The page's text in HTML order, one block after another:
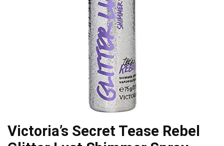
Victoria’s Secret Tease Rebel